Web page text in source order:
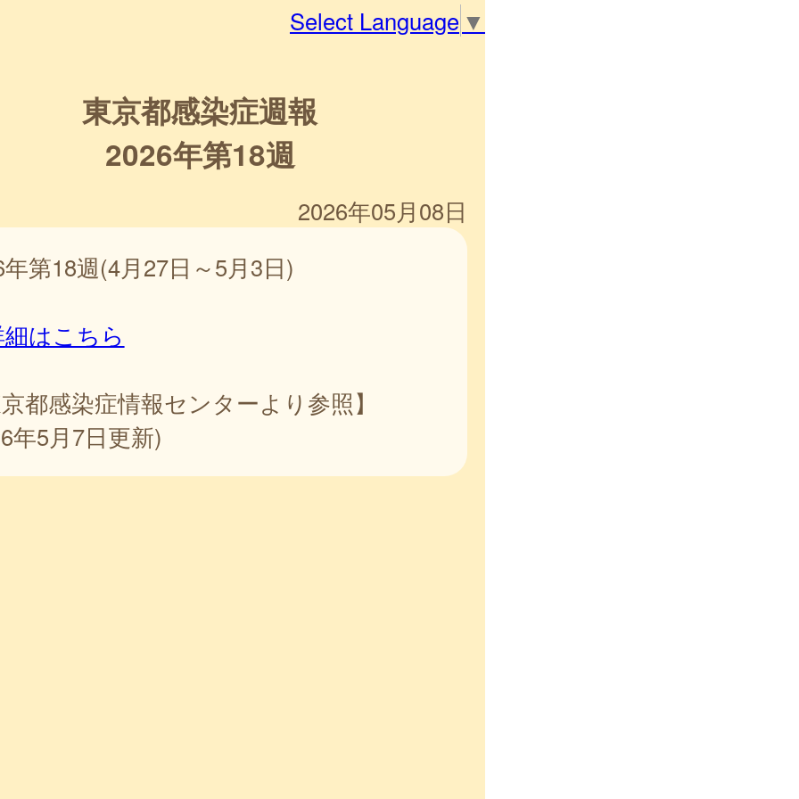
Select Language ▼
東京都感染症週報
2026年第18週
2026年05月08日
第18週(4月27日～5月3日)
はこちら
都感染症情報センターより参照】
年5月7日更新)